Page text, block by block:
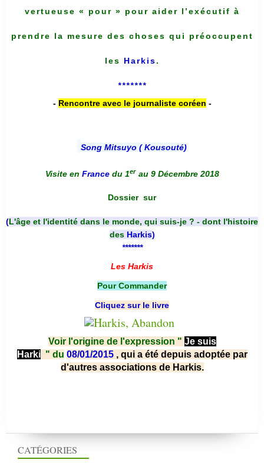
CATÉGORIES
vertueuse « pour » pour aider l’exécutif à
prendre la mesure des choses qui préoccupent
les Harkis.
*******
- Rencontre avec le journaliste coréen -
Song Mitsuyo ( Kousouté)
Visite en France du 1er au 9 Décembre 2018
Dossier sur
(L'âge et l'identité dans le monde, qui suis-je ? - dont l'histoire
des Harkis)
*******
Les Harkis
Pour Commander
Cliquez sur le livre
Voir l'origine de l'expression " Je suis
Harki " du 08/01/2015 , qui a été depuis adoptée par
d'autres associations de Harkis.